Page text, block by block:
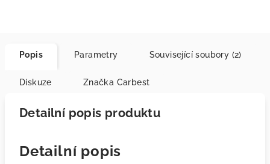
Popis Parametry Související soubory (2)
Diskuze Značka Carbest
Detailní popis produktu
Detailní popis